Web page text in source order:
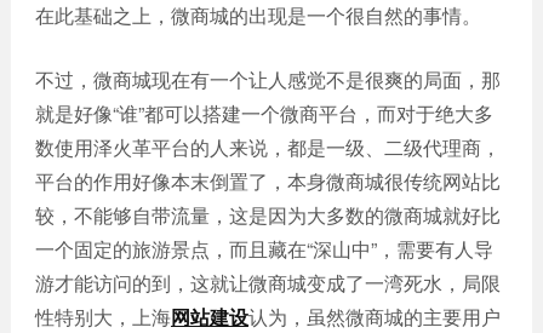
在此基础之上，微商城的出现是一个很自然的事情。
不过，微商城现在有一个让人感觉不是很爽的局面，那
就是好像“谁”都可以搭建一个微商平台，而对于绝大多
数使用泽火革平台的人来说，都是一级、二级代理商，
平台的作用好像本末倒置了，本身微商城很传统网站比
较，不能够自带流量，这是因为大多数的微商城就好比
一个固定的旅游景点，而且藏在“深山中”，需要有人导
游才能访问的到，这就让微商城变成了一湾死水，局限
性特别大，上海网站建设认为，虽然微商城的主要用户